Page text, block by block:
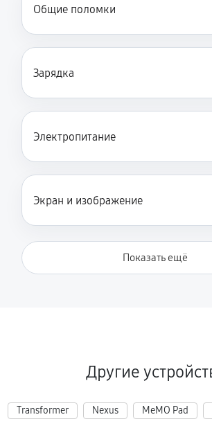
Общие поломки
Зарядка
Электропитание
Экран и изображение
Показать ещё
Другие
Transformer Nexus MeMO Pad